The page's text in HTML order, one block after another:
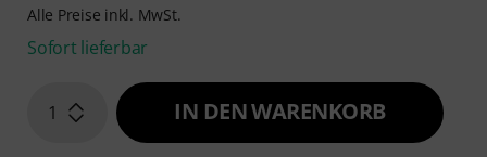
Alle Preise inkl. MwSt.
Sofort lieferbar
1 IN DEN WARENKORB